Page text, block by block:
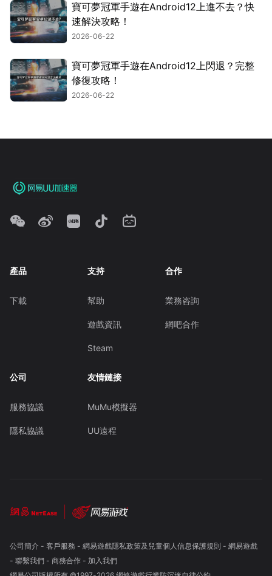
寶可夢冠軍手遊在Android12上進不去？快
速解決攻略！
2026-06-22
寶可夢冠軍手遊在Android12上閃退？完整
修復攻略！
2026-06-22
產品
下載
支持
幫助
遊戲資訊
Steam
合作
業務咨詢
網吧合作
公司
服務協議
隱私協議
友情鏈接
MuMu模擬器
UU遠程
公司簡介- 客戶服務 - 網易遊戲隱私政策及兒童個人信息保護規則 - 網易遊戲
- 聯繫我們- 商務合作- 加入我們